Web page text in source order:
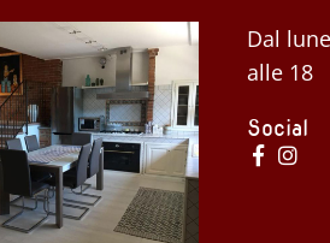
Dal
alle 18
Social